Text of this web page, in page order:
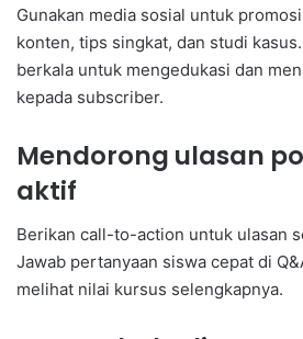
Gunakan media sosial untuk
konten, tips singkat, dan studi
berkala untuk mengedukasi dan
kepada subscriber.
Mendorong ulasan
aktif
Berikan call-to-action untuk ulasan
Jawab pertanyaan siswa cepat di
melihat nilai kursus selengkapnya.